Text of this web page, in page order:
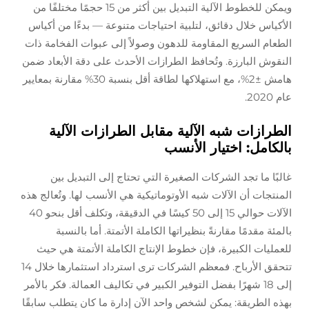
ويمكن للخطوط الآلية التبديل بين أكثر من 15 حجمًا مختلفًا من
الأكياس خلال دقائق، لتلبية احتياجات متنوعة — بدءًا من أكياس
الطعام السريع المقاومة للدهون وصولاً إلى عبوات الفخامة ذات
النقوش البارزة. وتُحافظ الطرازات الأحدث على دقة الأبعاد ضمن
هامش ±2%، مع استهلاكها لطاقة أقل بنسبة 30% مقارنة بمعايير
عام 2020.
الطرازات شبه الآلية مقابل الطرازات الآلية
بالكامل: اختيار الأنسب
غالبًا ما تجد الشركات الصغيرة التي تحتاج إلى التبديل بين
المنتجات أن الآلات شبه الأوتوماتيكية هي الأنسب لها. وتُعالج هذه
الآلات حوالي 15 إلى 50 كيسًا في الدقيقة، وتكلف أقل بنحو 40
بالمئة مقدمًا مقارنةً بنظيراتها الكاملة الأتمتة. أما بالنسبة
للعمليات الكبيرة، فإن خطوط الإنتاج الكاملة الأتمتة هي حيث
تتحقق الأرباح. فمعظم الشركات ترى استرداد استثمارها خلال 14
إلى 18 شهرًا بفضل التوفير الكبير في تكاليف العمالة. فكر بالأمر
بهذه الطريقة: يمكن لشخص واحد الآن إدارة ما كان يتطلب سابقًا